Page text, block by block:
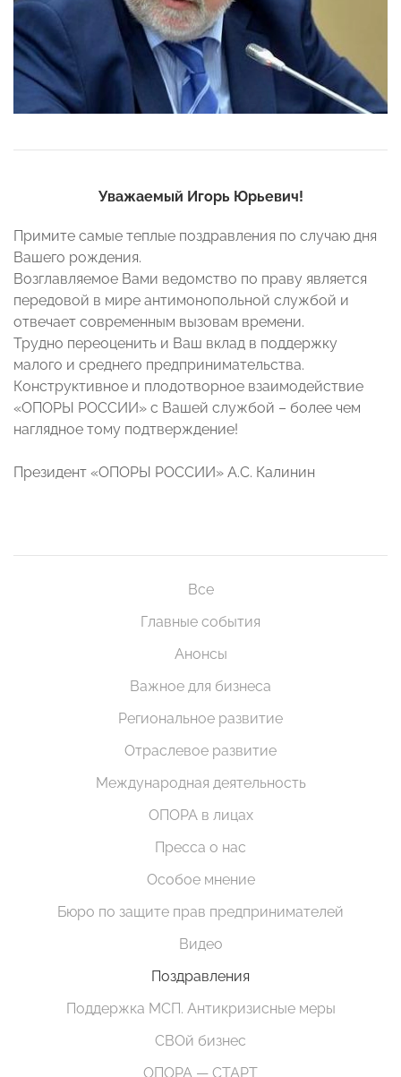
Уважаемый Игорь Юрьевич!
Примите самые теплые поздравления по случаю дня
Вашего рождения.
Возглавляемое Вами ведомство по праву является
передовой в мире антимонопольной службой и
отвечает современным вызовам времени.
Трудно переоценить и Ваш вклад в поддержку
малого и среднего предпринимательства.
Конструктивное и плодотворное взаимодействие
«ОПОРЫ РОССИИ» с Вашей службой – более чем
наглядное тому подтверждение!
Президент «ОПОРЫ РОССИИ» А.С. Калинин
Все
Главные события
Анонсы
Важное для бизнеса
Региональное развитие
Отраслевое развитие
Международная деятельность
ОПОРА в лицах
Пресса о нас
Особое мнение
Бюро по защите прав предпринимателей
Видео
Поздравления
Поддержка МСП. Антикризисные меры
СВОй бизнес
ОПОРА — СТАРТ